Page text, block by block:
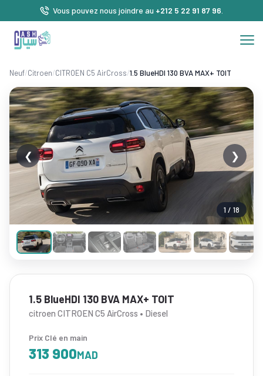
Vous pouvez nous joindre au +212 5 22 91 87 96
Neuf/Citroen/CITROEN C5 AirCross/1.5 BlueHDI 130 BVA MAX+ TOIT
1 / 18
❮ ❯
1.5 BlueHDI 130 BVA MAX+ TOIT
citroen CITROEN C5 AirCross • Diesel
Prix Clé en main
313 900MAD